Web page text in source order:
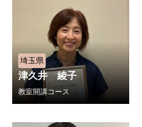
埼玉県
津久井 綾子
教室開講コース